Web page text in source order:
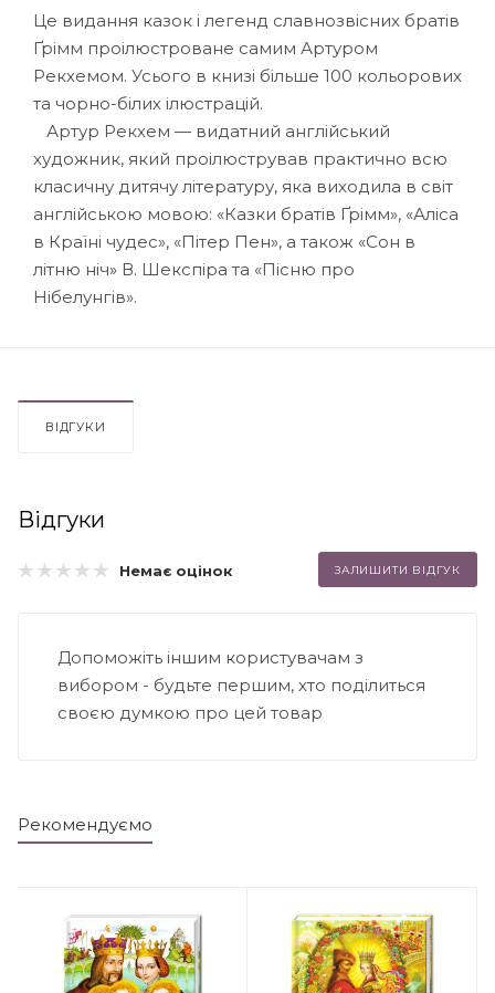
Це видання казок і легенд славнозвісних братів
Ґрімм проілюстроване самим Артуром
Рекхемом. Усього в книзі більше 100 кольорових
та чорно-білих ілюстрацій.
Артур Рекхем — видатний англійський
художник, який проілюстрував практично всю
класичну дитячу літературу, яка виходила в світ
англійською мовою: «Казки братів Ґрімм», «Аліса
в Країні чудес», «Пітер Пен», а також «Сон в
літню ніч» В. Шекспіра та «Пісню про
Нібелунгів».
ВІДГУКИ
Відгуки
Немає оцінок ЗАЛИШИТИ ВІДГУК
Допоможіть іншим користувачам з
вибором - будьте першим, хто поділиться
своєю думкою про цей товар
Рекомендуємо